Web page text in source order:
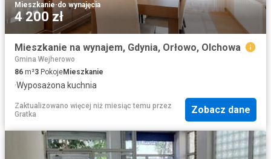
Mieszkanie·do wynajęcia
4 200 zł
Mieszkanie na wynajem, Gdynia, Orłowo, Olchowa
Gmina Wejherowo
86 m²3 PokojeMieszkanie
·Wyposażona kuchnia
Zaktualizowano więcej niż miesiąc temu przez
Gratka
Zobacz dane